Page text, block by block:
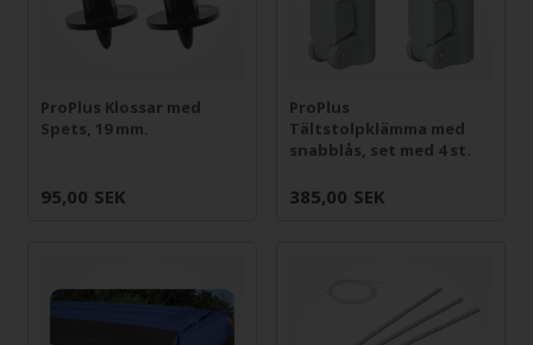
ProPlus Klossar med
Spets, 19 mm.
95,00 SEK
ProPlus
Tältstolpklämma med
snabblås, set med 4 st.
385,00 SEK